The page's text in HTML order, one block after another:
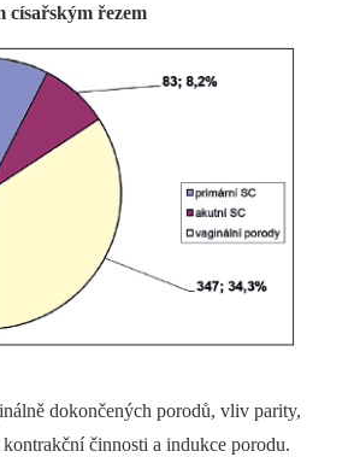
císařským řezem
dokončených porodů, vliv parity,
činnosti a indukce porodu.